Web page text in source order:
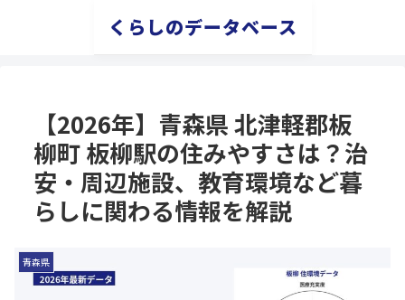
くらしのデータベース
【2026年】青森県 北津軽郡板
柳町 板柳駅の住みやすさは？治
安・周辺施設、教育環境など暮
らしに関わる情報を解説
青森県